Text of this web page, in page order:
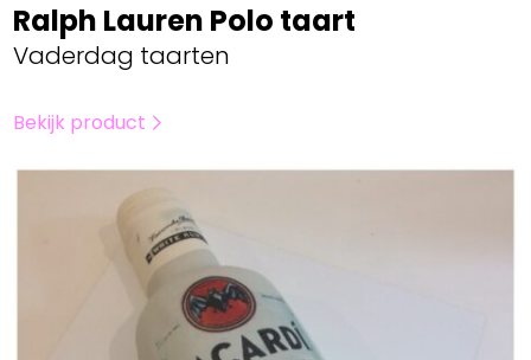
Ralph Lauren Polo taart
Vaderdag taarten
Bekijk product